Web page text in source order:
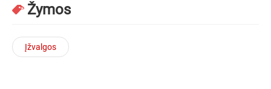
Žymos
Įžvalgos